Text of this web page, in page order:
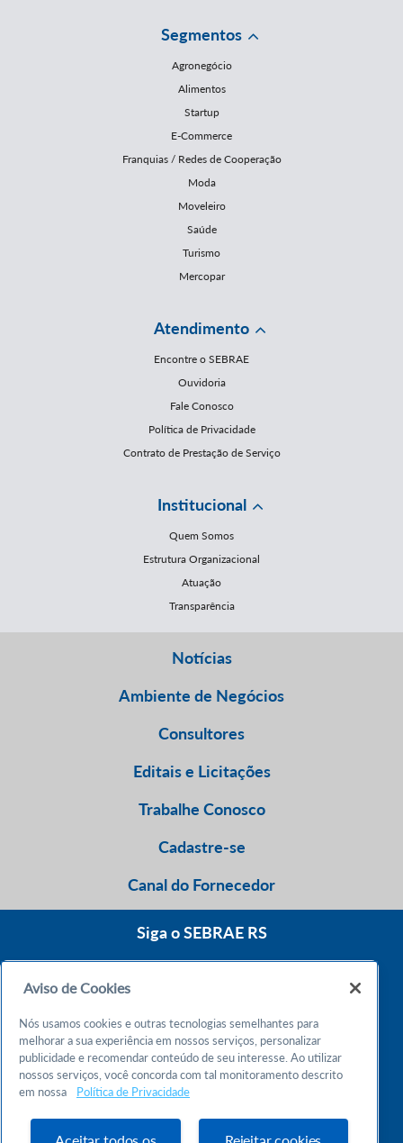
Segmentos
Agronegócio
Alimentos
Startup
E-Commerce
Franquias / Redes de Cooperação
Moda
Moveleiro
Saúde
Turismo
Mercopar
Atendimento
Encontre o SEBRAE
Ouvidoria
Fale Conosco
Política de Privacidade
Contrato de Prestação de Serviço
Institucional
Quem Somos
Estrutura Organizacional
Atuação
Transparência
Notícias
Ambiente de Negócios
Consultores
Editais e Licitações
Trabalhe Conosco
Cadastre-se
Canal do Fornecedor
Siga o SEBRAE RS
Atendimento 24h
Chame no WhatsApp
Atendimento das 9h às 18h
Aviso de Cookies
Nós usamos cookies e outras tecnologias semelhantes para
melhorar a sua experiência em nossos serviços, personalizar
publicidade e recomendar conteúdo de seu interesse. Ao utilizar
nossos serviços, você concorda com tal monitoramento descrito
em nossa
Política de Privacidade